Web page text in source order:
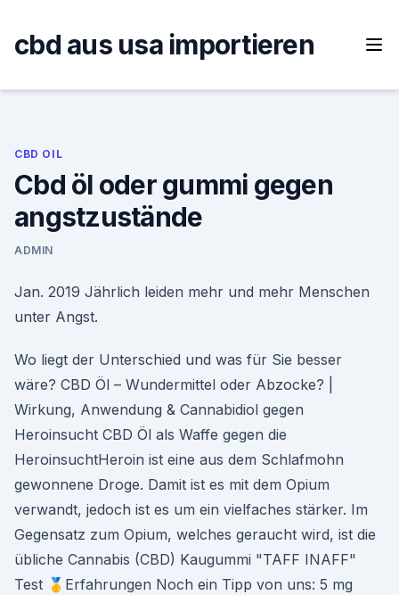
content
cbd aus usa importieren
CBD OIL
Cbd öl oder gummi gegen
angstzustände
ADMIN
Jan. 2019 Jährlich leiden mehr und mehr Menschen
unter Angst.
Wo liegt der Unterschied und was für Sie besser
wäre? CBD Öl – Wundermittel oder Abzocke? |
Wirkung, Anwendung & Cannabidiol gegen
Heroinsucht CBD Öl als Waffe gegen die
HeroinsuchtHeroin ist eine aus dem Schlafmohn
gewonnene Droge. Damit ist es mit dem Opium
verwandt, jedoch ist es um ein vielfaches stärker. Im
Gegensatz zum Opium, welches geraucht wird, ist die
übliche Cannabis (CBD) Kaugummi "TAFF INAFF"
Test 🥇Erfahrungen Noch ein Tipp von uns: 5 mg